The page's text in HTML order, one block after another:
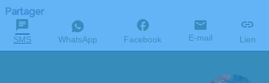
Partager
SMS WhatsApp Facebook E-mail Lien